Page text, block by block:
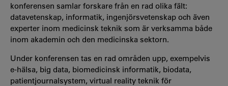
konferensen samlar forskare från en rad olika fält:
datavetenskap, informatik, ingenjörsvetenskap och även
experter inom medicinsk teknik som är verksamma både
inom akademin och den medicinska sektorn.
Under konferensen tas en rad områden upp, exempelvis
e-hälsa, big data, biomedicinsk informatik, biodata,
patientjournalsystem, virtual reality teknik för